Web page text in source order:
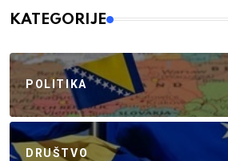
KATEGORIJE
POLITIKA
DRUŠTVO